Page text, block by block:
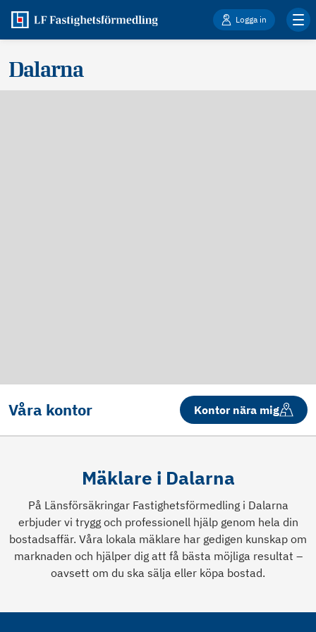
Logga in
Dalarna
Våra kontor Kontor nära mig
Mäklare i Dalarna
På Länsförsäkringar Fastighetsförmedling i Dalarna
erbjuder vi trygg och professionell hjälp genom hela din
bostadsaffär. Våra lokala mäklare har gedigen kunskap om
marknaden och hjälper dig att få bästa möjliga resultat –
oavsett om du ska sälja eller köpa bostad.